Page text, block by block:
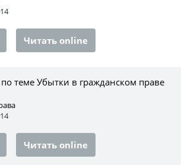
Читать online
по теме Убытки в гражданском праве
Читать online